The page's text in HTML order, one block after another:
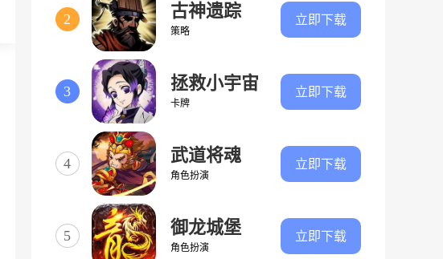
2 古神遗踪
策略
立即下载
3 拯救小宇宙
卡牌
立即下载
4 武道将魂
角色扮演
立即下载
5 御龙城堡
角色扮演
立即下载